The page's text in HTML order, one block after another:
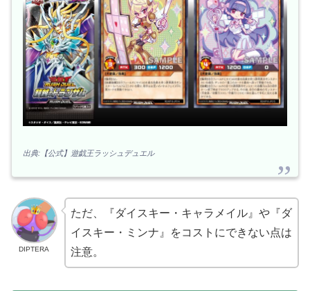
出典:【公式】遊戯王ラッシュデュエル
DIPTERA
ただ、『ダイスキー・キャラメイル』や『ダ
イスキー・ミンナ』をコストにできない点は
注意。